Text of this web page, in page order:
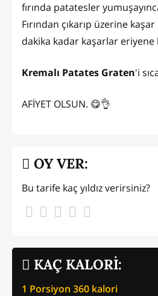
fırında patatesler
Fırından çıkarıp üzerine
dakika kadar kaşarlar
Kremalı Patates Graten'i
AFİYET OLSUN. 😋👌
KAÇ KALORİ:
1 Porsiyon 360 kalori
OY VER:
Bu tarife kaç yıldız verirsiniz?